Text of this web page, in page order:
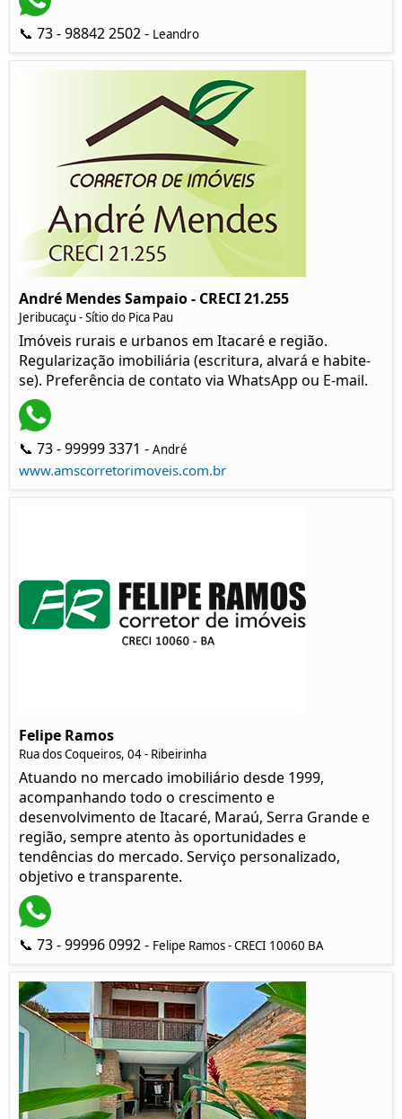
📞 73 - 98842 2502 - Leandro
André Mendes Sampaio - CRECI 21.255
Jeribucaçu - Sítio do Pica Pau
Imóveis rurais e urbanos em Itacaré e região.
Regularização imobiliária (escritura, alvará e habite-
se). Preferência de contato via WhatsApp ou E-mail.
📞 73 - 99999 3371 - André
www.amscorretorimoveis.com.br
Felipe Ramos
Rua dos Coqueiros, 04 - Ribeirinha
Atuando no mercado imobiliário desde 1999,
acompanhando todo o crescimento e
desenvolvimento de Itacaré, Maraú, Serra Grande e
região, sempre atento às oportunidades e
tendências do mercado. Serviço personalizado,
objetivo e transparente.
📞 73 - 99996 0992 - Felipe Ramos - CRECI 10060 BA